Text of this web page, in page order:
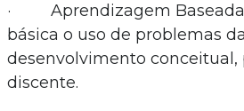
· Aprendizagem Baseada
básica o uso de problemas
desenvolvimento
discente.